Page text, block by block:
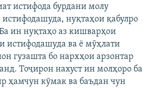
истифода бурдани молу
нуқтаҳои қабулро
ин нуқтаҳо аз кишварҳои
истифодашуда ва ё мӯҳлати
гузашта бо нархҳои арзонтар
Тоҷирон нахуст ин молҳоро ба
ҳамчун кӯмак ва баъдан чун